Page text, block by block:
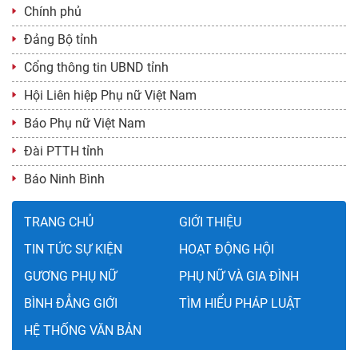
năm 2026
Ban hành: 03/04/2026
Chính phủ
Đảng Bộ tỉnh
Cổng thông tin UBND tỉnh
Hội Liên hiệp Phụ nữ Việt Nam
Báo Phụ nữ Việt Nam
Đài PTTH tỉnh
Báo Ninh Bình
TRANG CHỦ
GIỚI THIỆU
TIN TỨC SỰ KIỆN
HOẠT ĐỘNG HỘI
GƯƠNG PHỤ NỮ
PHỤ NỮ VÀ GIA ĐÌNH
BÌNH ĐẲNG GIỚI
TÌM HIỂU PHÁP LUẬT
HỆ THỐNG VĂN BẢN